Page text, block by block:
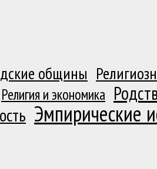
общины
Религия и экономика
Эмпирические